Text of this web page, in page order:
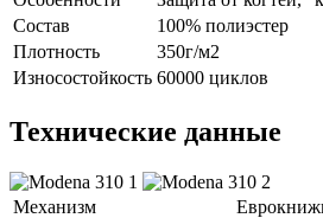
Состав
100% полиэстер
Плотность
350г/м2
Износостойкость 60000 циклов
Технические данные
Механизм